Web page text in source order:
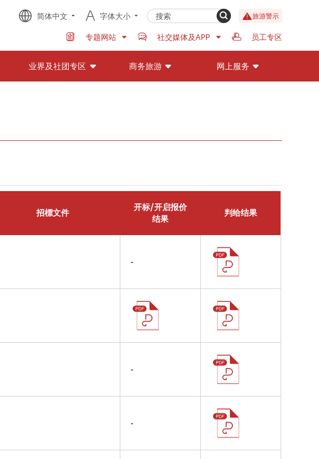
简体中文 字体大小 旅游警示
专题网站 社交媒体及APP 员工专区
业界及社团专区 商务旅游 网上服务
招標文件
开标/开启报价
结果
判给结果
-
-
-